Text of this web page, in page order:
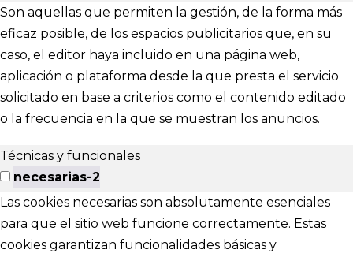
Son aquellas que permiten la gestión, de la forma más
eficaz posible, de los espacios publicitarios que, en su
caso, el editor haya incluido en una página web,
aplicación o plataforma desde la que presta el servicio
solicitado en base a criterios como el contenido editado
o la frecuencia en la que se muestran los anuncios.
Técnicas y funcionales
necesarias-2
Las cookies necesarias son absolutamente esenciales
para que el sitio web funcione correctamente. Estas
cookies garantizan funcionalidades básicas y